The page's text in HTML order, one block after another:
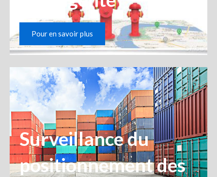
Pour en savoir plus
Surveillance du
positionnement des